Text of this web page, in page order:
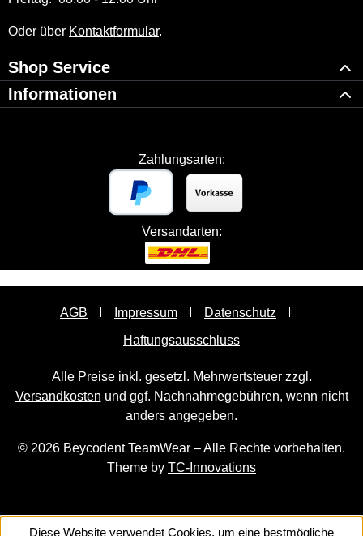
Oder über Kontaktformular.
Shop Service
Informationen
Zahlungsarten:
Versandarten:
AGB Impressum
Datenschutz
Haftungsausschluss
Alle Preise inkl. gesetzl. Mehrwertsteuer zzgl.
Versandkosten und ggf. Nachnahmegebühren, wenn nicht
anders angegeben.
© 2026 Beycodent TeamWear – Alle Rechte vorbehalten.
Theme by TC-Innovations
Diese Website verwendet Cookies, um eine bestmögliche